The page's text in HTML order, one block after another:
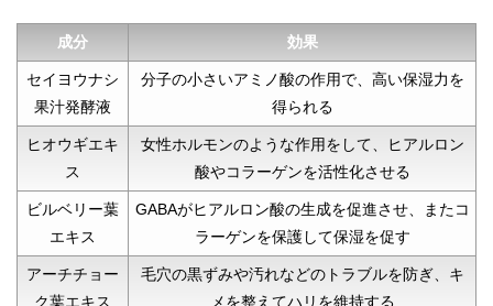
30代女性
オイルなのにベタベタしていなくて、さら
っとした使い心地で良い感じです。
メイクにもなじみやすいので、クレンジン
グのたびに感じていたストレスが全くなく
なりました。
成分 効果
セイヨウナシ
果汁発酵液
分子の小さいアミノ酸の作用で、高い保湿力を
得られる
ヒオウギエキ
ス
女性ホルモンのような作用をして、ヒアルロン
酸やコラーゲンを活性化させる
ビルベリー葉
エキス
GABAがヒアルロン酸の生成を促進させ、またコ
ラーゲンを保護して保湿を促す
アーチチョー
ク葉エキス
毛穴の黒ずみや汚れなどのトラブルを防ぎ、キ
メを整えてハリを維持する